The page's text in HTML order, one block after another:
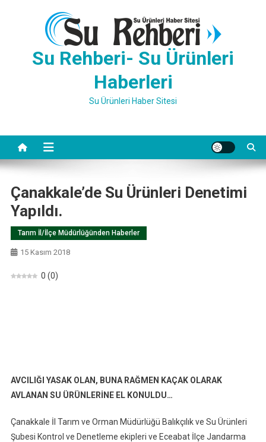
Su Rehberi- Su Ürünleri
Haberleri
Su Ürünleri Haber Sitesi
Çanakkale’de Su Ürünleri Denetimi
Yapıldı.
Tarım İl/İlçe Müdürlüğünden Haberler
15 Kasım 2018
0 (0)
AVCILIĞI YASAK OLAN, BUNA RAĞMEN KAÇAK OLARAK
AVLANAN SU ÜRÜNLERİNEEL KONULDU…
Çanakkale İl Tarım ve Orman Müdürlüğü Balıkçılık ve Su Ürünleri
Şubesi Kontrol ve Denetleme ekipleri ve Eceabat İlçe Jandarma